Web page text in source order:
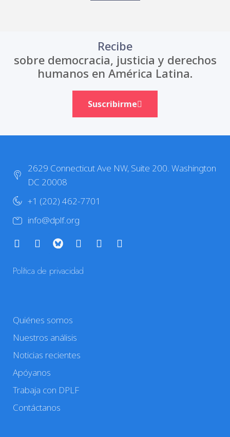
Recibe
sobre democracia, justicia y derechos
humanos en América Latina.
Suscribirme
2629 Connecticut Ave NW, Suite 200. Washington
DC 20008
+1 (202) 462-7701
info@dplf.org
Política de privacidad
Quiénes somos
Nuestros análisis
Noticias recientes
Apóyanos
Trabaja con DPLF
Contáctanos